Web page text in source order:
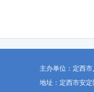
主办单位：定西
地址：定西市安